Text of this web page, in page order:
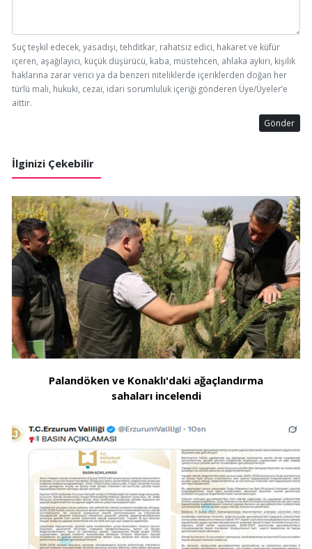
Suç teşkil edecek, yasadışı, tehditkar, rahatsız edici, hakaret ve küfür
içeren, aşağılayıcı, küçük düşürücü, kaba, müstehcen, ahlaka aykırı, kişilik
haklarına zarar verici ya da benzeri niteliklerde içeriklerden doğan her
türlü mali, hukuki, cezai, idari sorumluluk içeriği gönderen Üye/Üyeler’e
aittir.
Gönder
İlginizi Çekebilir
Palandöken ve Konaklı'daki ağaçlandırma
sahaları incelendi